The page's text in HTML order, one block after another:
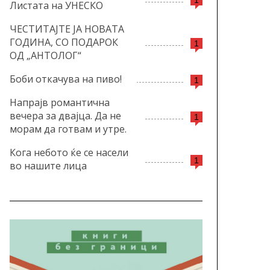
Листата на УНЕСКО
1
ЧЕСТИТАЈТЕ ЈА НОВАТА
ГОДИНА, СО ПОДАРОК
ОД „АНТОЛОГ“
1
Боби откачува на пиво!
1
Напрајв романтична
вечера за двајца. Да не
морам да готвам и утре.
1
Кога небото ќе се насели
во нашите лица